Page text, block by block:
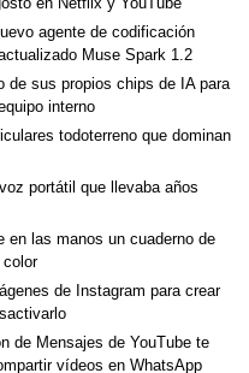
agente de codificación
Muse Spark 1.2
de sus propios chips de IA para
interno
todoterreno que dominan
portátil que llevaba años
en las manos un cuaderno de
color
de Instagram para crear
de Mensajes de YouTube te
vídeos en WhatsApp